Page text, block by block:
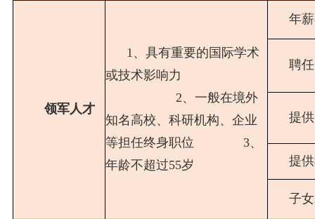
领军人才
1、具有重要的国际学术
或技术影响力
2、一般在境外
知名高校、科研机构、企业
等担任终身职位 3、
年龄不超过55岁
年薪
聘
提供
提
子